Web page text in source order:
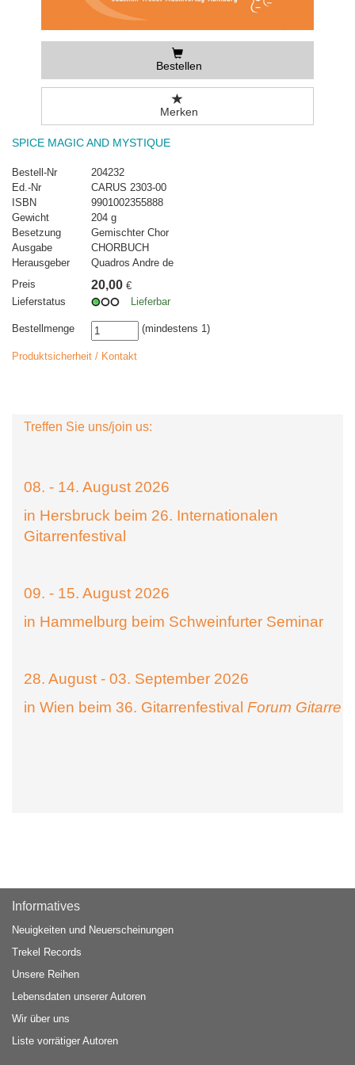
Bestellen
Merken
SPICE MAGIC AND MYSTIQUE
Bestell-Nr
204232
Ed.-Nr
CARUS 2303-00
ISBN
9901002355888
Gewicht
204 g
Besetzung
Gemischter Chor
Ausgabe
CHORBUCH
Herausgeber
Quadros Andre de
Preis
20,00 €
Lieferstatus
Lieferbar
Bestellmenge (mindestens 1)
Produktsicherheit / Kontakt
Treffen Sie uns/join us:
08. - 14. August 2026
in Hersbruck beim 26. Internationalen
Gitarrenfestival
09. - 15. August 2026
in Hammelburg beim Schweinfurter Seminar
28. August - 03. September 2026
in Wien beim 36. Gitarrenfestival Forum Gitarre
Informatives
Neuigkeiten und Neuerscheinungen
Trekel Records
Unsere Reihen
Lebensdaten unserer Autoren
Wir über uns
Liste vorrätiger Autoren